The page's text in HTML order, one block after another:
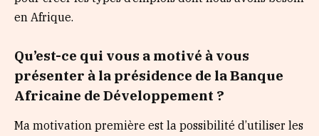
en Afrique.
Qu’est-ce qui vous a motivé à vous
présenter à la présidence de la Banque
Africaine de Développement ?
Ma motivation première est la possibilité d’utiliser les